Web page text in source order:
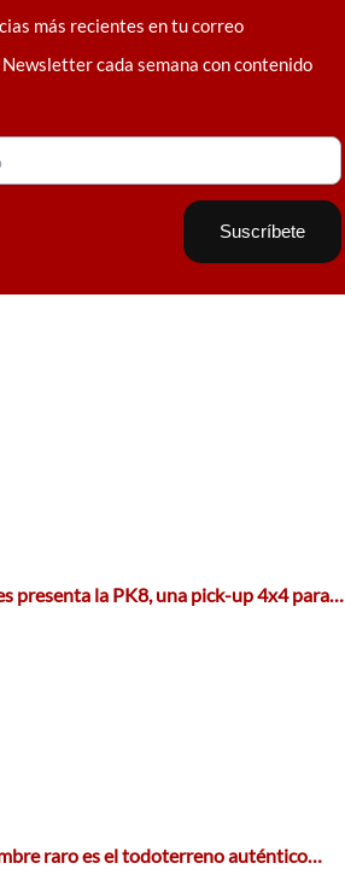
más recientes en tu correo
cada semana con contenido
presenta la PK8, una pick-up 4x4 para…
raro es el todoterreno auténtico…